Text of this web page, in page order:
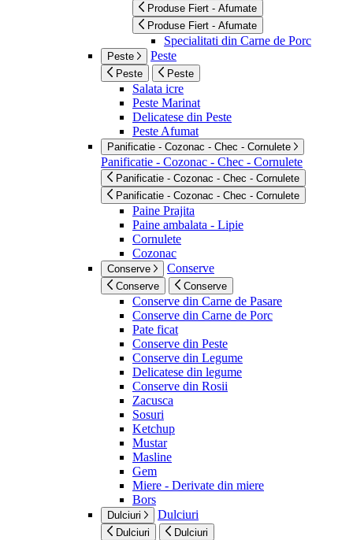
Produse Fiert - Afumate
Produse Fiert - Afumate
Specialitati din Carne de Porc
Peste Peste
Peste Peste
Salata icre
Peste Marinat
Delicatese din Peste
Peste Afumat
Panificatie - Cozonac - Chec - Cornulete
Panificatie - Cozonac - Chec - Cornulete
Panificatie - Cozonac - Chec - Cornulete
Panificatie - Cozonac - Chec - Cornulete
Paine Prajita
Paine ambalata - Lipie
Cornulete
Cozonac
Conserve Conserve
Conserve Conserve
Conserve din Carne de Pasare
Conserve din Carne de Porc
Pate ficat
Conserve din Peste
Conserve din Legume
Delicatese din legume
Conserve din Rosii
Zacusca
Sosuri
Ketchup
Mustar
Masline
Gem
Miere - Derivate din miere
Bors
Dulciuri Dulciuri
Dulciuri Dulciuri